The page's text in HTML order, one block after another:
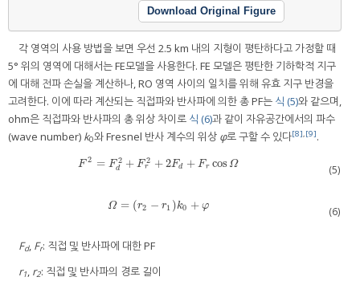
Download Original Figure
각 영역의 사용 방법을 보면 우선 2.5 km 내의 지형이 평탄하다고 가정할 때
5° 위의 영역에 대해서는 FE모델을 사용한다. FE 모델은 평탄한 기하학적 지구
에 대해 전파 손실을 계산하나, RO 영역 사이의 일치를 위해 유효 지구 반경을
고려한다. 이에 따라 계산되는 직접파와 반사파에 의한 총 PF는 식 (5)와 같으며,
ohm은 직접파와 반사파의 총 위상 차이로 식 (6)과 같이 자유공간에서의 파수
(wave number) k0와 Fresnel 반사 계수의 위상 φ로 구할 수 있다[8],[9].
F 2 = F 2
d + F 2
r +2Fd + Fr cos Ω
F 2=Fd2+Fr2 +2Fd+F rcosΩ (5)
Ω = (r2 − r1 )k0 + φ
Ω =(r2 −r 1)k0+φ (6)
Fd, Fr: 직접 및 반사파에 대한 PF
r1, r2: 직접 및 반사파의 경로 길이